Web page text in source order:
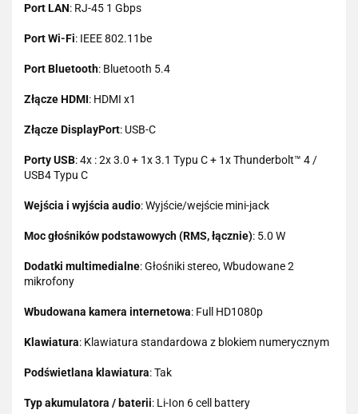
Port LAN: RJ-45 1 Gbps
Port Wi-Fi: IEEE 802.11be
Port Bluetooth: Bluetooth 5.4
Złącze HDMI: HDMI x1
Złącze DisplayPort: USB-C
Porty USB: 4x : 2x 3.0 + 1x 3.1 Typu C + 1x Thunderbolt™ 4 /
USB4 Typu C
Wejścia i wyjścia audio: Wyjście/wejście mini-jack
Moc głośników podstawowych (RMS, łącznie): 5.0 W
Dodatki multimedialne: Głośniki stereo, Wbudowane 2
mikrofony
Wbudowana kamera internetowa: Full HD1080p
Klawiatura: Klawiatura standardowa z blokiem numerycznym
Podświetlana klawiatura: Tak
Typ akumulatora / baterii: Li-Ion 6 cell battery